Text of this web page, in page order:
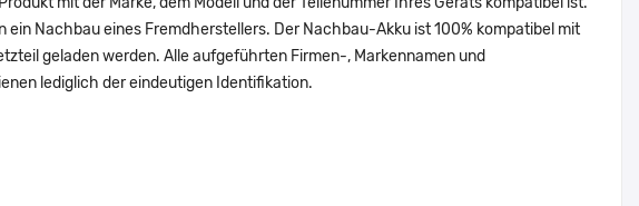
ein Nachbau eines Fremdherstellers. Der Nachbau-Akku ist 100% kompatibel mit
geladen werden. Alle aufgeführten Firmen-, Markennamen und
lediglich der eindeutigen Identifikation.